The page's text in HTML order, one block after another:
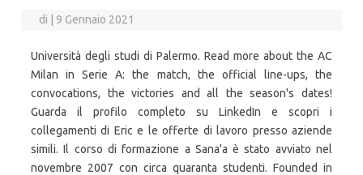
di 9 Gennaio 2021
Università degli studi di Palermo. Read more about the AC
Milan in Serie A: the match, the official line-ups, the
convocations, the victories and all the season's dates!
Guarda il profilo completo su LinkedIn e scopri i
collegamenti di Eric e le offerte di lavoro presso aziende
simili. Il corso di formazione a Sana'a è stato avviato nel
novembre 2007 con circa quaranta studenti. Founded in